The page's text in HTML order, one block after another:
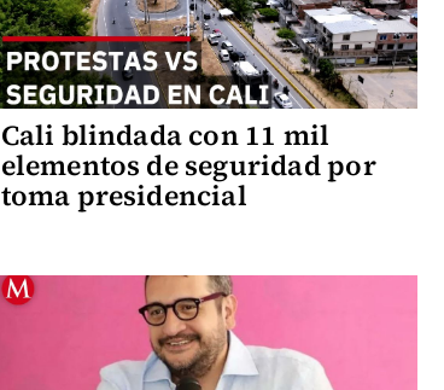
Cali blindada con 11 mil
elementos de seguridad por
toma presidencial